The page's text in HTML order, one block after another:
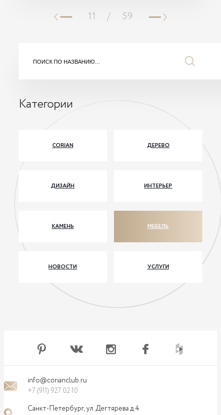
11 / 59
Категории
CORIAN ДЕРЕВО
ДИЗАЙН ИНТЕРЬЕР
КАМЕНЬ МЕБЕЛЬ
НОВОСТИ УСЛУГИ
info@corianclub.ru
+7 (911) 927 02 10
Санкт-Петербург, ул. Дегтярева д.4